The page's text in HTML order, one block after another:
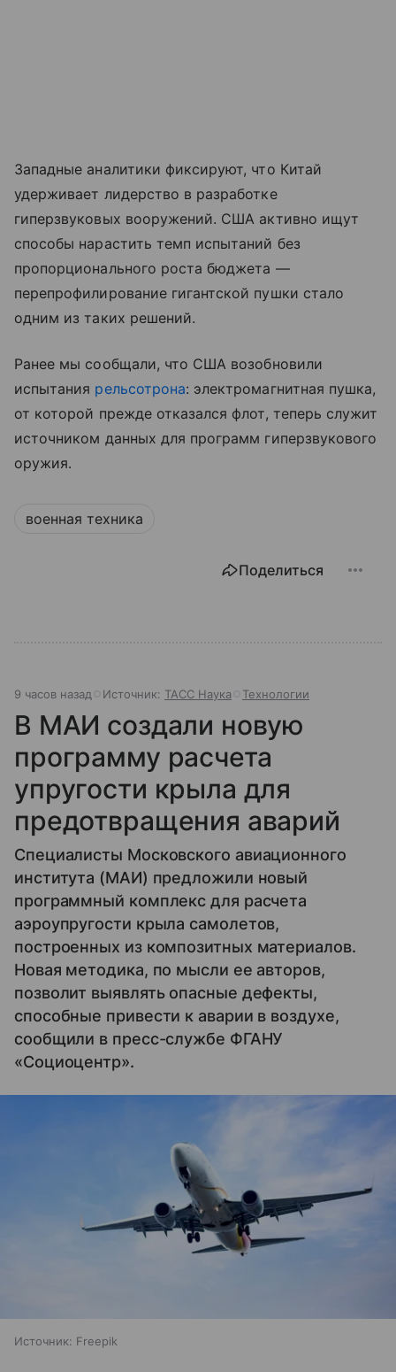
Западные аналитики фиксируют, что Китай
удерживает лидерство в разработке
гиперзвуковых вооружений. США активно ищут
способы нарастить темп испытаний без
пропорционального роста бюджета —
перепрофилирование гигантской пушки стало
одним из таких решений.
Ранее мы сообщали, что США возобновили
испытания рельсотрона: электромагнитная пушка,
от которой прежде отказался флот, теперь служит
источником данных для программ гиперзвукового
оружия.
военная техника
Поделиться
9 часов назад Источник: ТАСС Наука Технологии
В МАИ создали новую
программу расчета
упругости крыла для
предотвращения аварий
Специалисты Московского авиационного
института (МАИ) предложили новый
программный комплекс для расчета
аэроупругости крыла самолетов,
построенных из композитных материалов.
Новая методика, по мысли ее авторов,
позволит выявлять опасные дефекты,
способные привести к аварии в воздухе,
сообщили в пресс-службе ФГАНУ
«Cоциоцентр».
Источник: Freepik